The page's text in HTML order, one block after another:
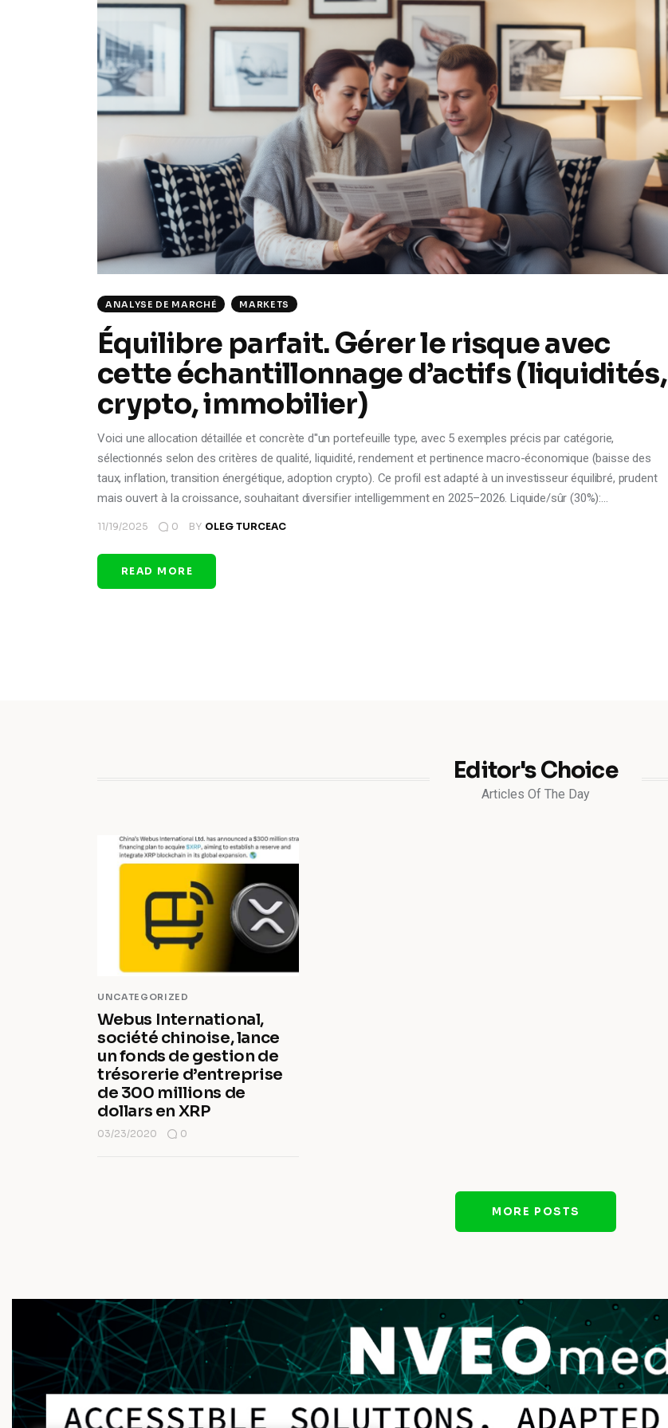
ANALYSE DE MARCHÉ MARKETS
Équilibre parfait. Gérer le risque avec
cette échantillonnage d’actifs (liquidités,
crypto, immobilier)
Voici une allocation détaillée et concrète d''un portefeuille type, avec 5 exemples précis par catégorie,
sélectionnés selon des critères de qualité, liquidité, rendement et pertinence macro-économique (baisse des
taux, inflation, transition énergétique, adoption crypto). Ce profil est adapté à un investisseur équilibré, prudent
mais ouvert à la croissance, souhaitant diversifier intelligemment en 2025–2026. Liquide/sûr (30%):…
11/19/2025 0 BY OLEG TURCEAC
READ MORE
Editor's Choice
Articles Of The Day
UNCATEGORIZED
Webus International,
société chinoise, lance
un fonds de gestion de
trésorerie d’entreprise
de 300 millions de
dollars en XRP
03/23/2020 0
MORE POSTS